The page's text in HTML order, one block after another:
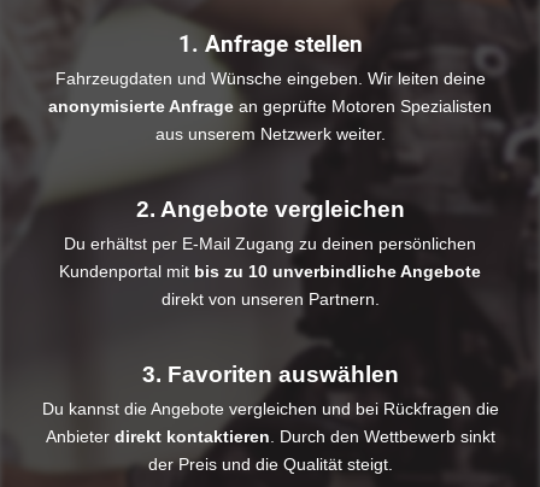
1. Anfrage stellen
Fahrzeugdaten und Wünsche eingeben. Wir leiten deine
anonymisierte Anfrage an geprüfte Motoren Spezialisten
aus unserem Netzwerk weiter.
2. Angebote vergleichen
Du erhältst per E-Mail Zugang zu deinen persönlichen
Kundenportal mit bis zu 10 unverbindliche Angebote
direkt von unseren Partnern.
3. Favoriten auswählen
Du kannst die Angebote vergleichen und bei Rückfragen die
Anbieter direkt kontaktieren. Durch den Wettbewerb sinkt
der Preis und die Qualität steigt.​